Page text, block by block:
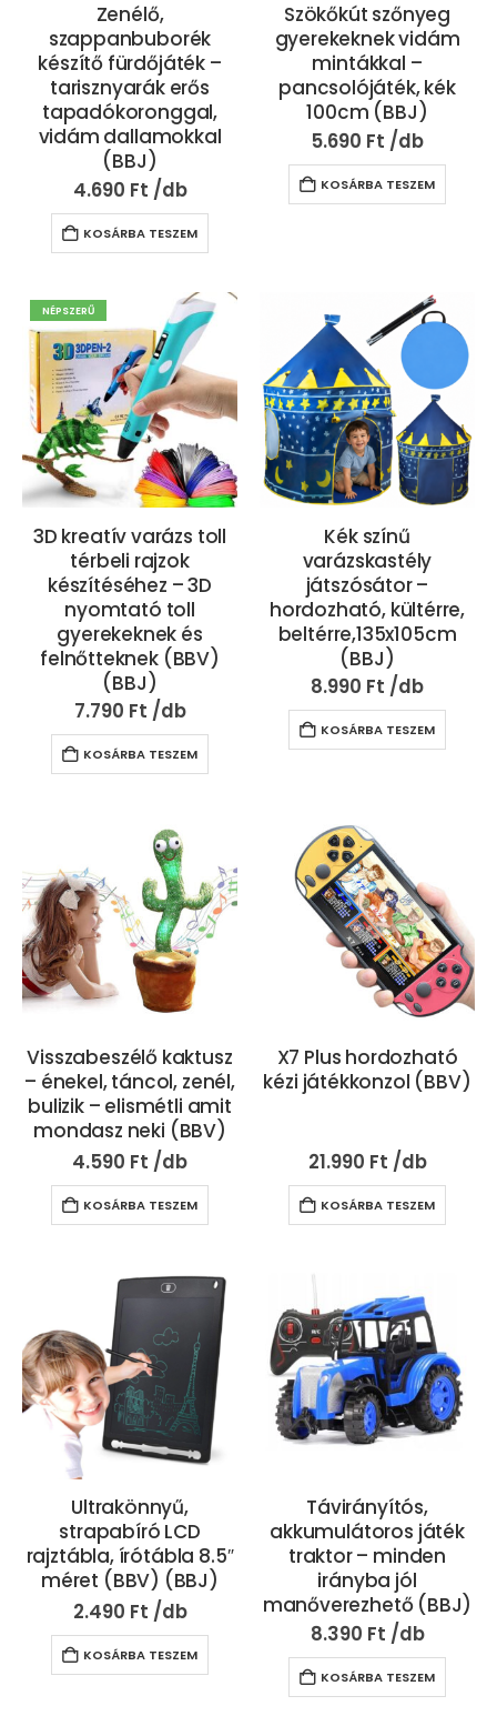
Zenélő,
szappanbuborék
készítő fürdőjáték –
tarisznyarák erős
tapadókoronggal,
vidám dallamokkal
(BBJ)
4.690 Ft
KOSÁRBA TESZEM
Szökőkút szőnyeg
gyerekeknek vidám
mintákkal –
pancsolójáték, kék
100cm (BBJ)
5.690 Ft
KOSÁRBA TESZEM
NÉPSZERŰ
3D kreatív varázs toll
térbeli rajzok
készítéséhez – 3D
nyomtató toll
gyerekeknek és
felnőtteknek (BBV)
(BBJ)
7.790 Ft
KOSÁRBA TESZEM
Kék színű
varázskastély
játszósátor –
hordozható, kültérre,
beltérre,135x105cm
(BBJ)
8.990 Ft
KOSÁRBA TESZEM
Visszabeszélő kaktusz
– énekel, táncol, zenél,
bulizik – elismétli amit
mondasz neki (BBV)
4.590 Ft
KOSÁRBA TESZEM
X7 Plus hordozható
kézi játékkonzol (BBV)
21.990 Ft
KOSÁRBA TESZEM
Ultrakönnyű,
strapabíró LCD
rajztábla, írótábla 8.5″
méret (BBV) (BBJ)
2.490 Ft
KOSÁRBA TESZEM
Távirányítós,
akkumulátoros játék
traktor – minden
irányba jól
manőverezhető (BBJ)
8.390 Ft
KOSÁRBA TESZEM